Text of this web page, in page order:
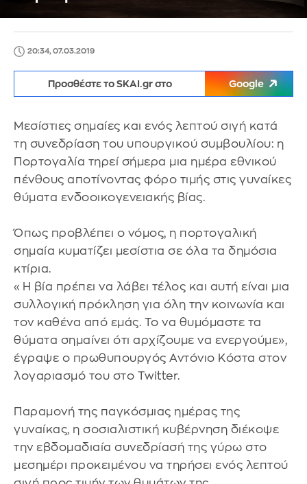
20:34, 07.03.2019
Προσθέστε το SKAI.gr στο Google
Μεσίστιες σημαίες και ενός λεπτού σιγή κατά
τη συνεδρίαση του υπουργικού συμβουλίου: η
Πορτογαλία τηρεί σήμερα μια ημέρα εθνικού
πένθους αποτίνοντας φόρο τιμής στις γυναίκες
θύματα ενδοοικογενειακής βίας.
Όπως προβλέπει ο νόμος, η πορτογαλική
σημαία κυματίζει μεσίστια σε όλα τα δημόσια
κτίρια.
«Η βία πρέπει να λάβει τέλος και αυτή είναι μια
συλλογική πρόκληση για όλη την κοινωνία και
τον καθένα από εμάς. Το να θυμόμαστε τα
θύματα σημαίνει ότι αρχίζουμε να ενεργούμε»,
έγραψε ο πρωθυπουργός Αντόνιο Κόστα στον
λογαριασμό του στο Twitter.
Παραμονή της παγκόσμιας ημέρας της
γυναίκας, η σοσιαλιστική κυβέρνηση διέκοψε
την εβδομαδιαία συνεδρίασή της γύρω στο
μεσημέρι προκειμένου να τηρήσει ενός λεπτού